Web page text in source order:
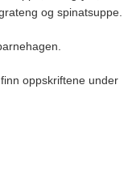
og spinatsuppe.
oppskriftene under